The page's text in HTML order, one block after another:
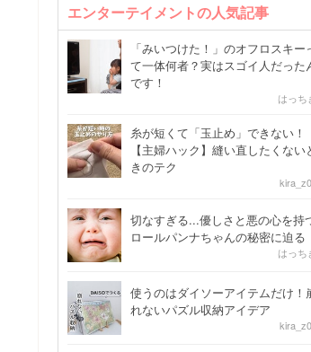
エンターテイメントの人気記事
「みいつけた！」のオフロスキー
て一体何者？実はスゴイ人だった
です！
はっち
糸が短くて「玉止め」できない！
【主婦ハック】縫い直したくない
きのテク
切なすぎる...優しさと悪の心を持
ロールパンナちゃんの秘密に迫る
はっち
使うのはダイソーアイテムだけ！
れないパズル収納アイデア